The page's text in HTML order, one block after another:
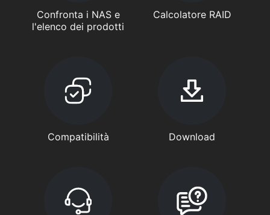
Confronta i NAS e
l'elenco dei prodotti
Calcolatore RAID
Compatibilità Download